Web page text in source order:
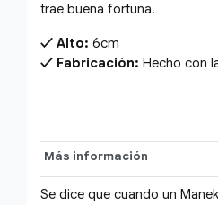
trae buena fortuna.
Alto: 6cm
Fabricación: Hecho con
Más información
Se dice que cuando un